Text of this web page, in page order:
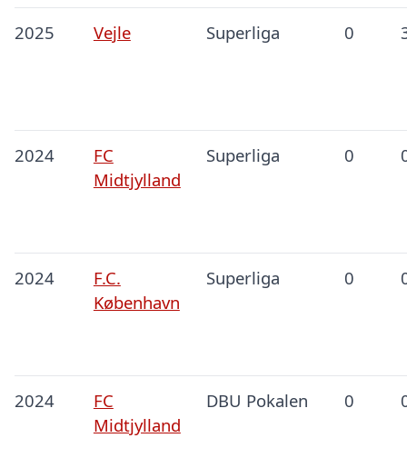
2025 Vejle Superliga 0
2024
FC
Midtjylland
Superliga 0
2024
F.C.
København
Superliga 0
2024
FC
Midtjylland
DBU Pokalen 0